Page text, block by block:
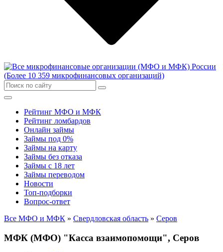
Рейтинг МФО и МФК
Рейтинг ломбардов
Онлайн займы
Займы под 0%
Займы на карту
Займы без отказа
Займы с 18 лет
Займы переводом
Новости
Топ-подборки
Вопрос-ответ
Все МФО и МФК » Свердловская область » Серов
МФК (МФО) "Касса взаимопомощи", Серов